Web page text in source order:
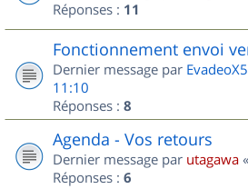
Réponses : 11
Fonctionnement envoi
Dernier message par
11:10
Réponses : 8
Agenda - Vos retours
Dernier message par utagawa «
Réponses : 6